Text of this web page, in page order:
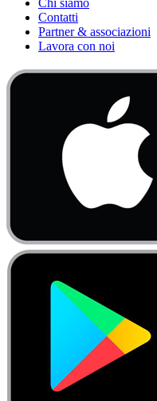
Contatti
Partner & associazioni
Lavora con noi